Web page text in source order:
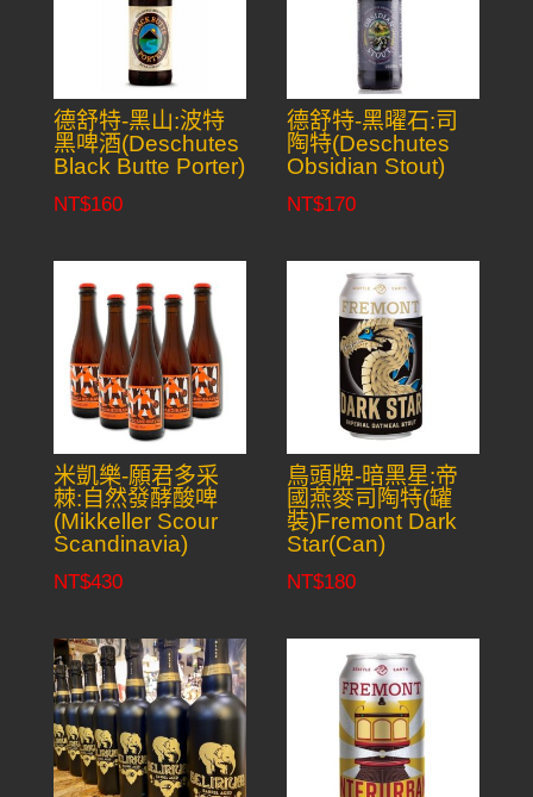
德舒特-黑山:波特
黑啤酒(Deschutes
Black Butte Porter)
NT$160
德舒特-黑曜石:司
陶特(Deschutes
Obsidian Stout)
NT$170
米凱樂-願君多采
棘:自然發酵酸啤
(Mikkeller Scour
Scandinavia)
NT$430
鳥頭牌-暗黑星:帝
國燕麥司陶特(罐
裝)Fremont Dark
Star(Can)
NT$180